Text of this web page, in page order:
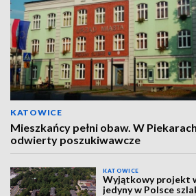
KATOWICE
Mieszkańcy pełni obaw. W
odwierty poszukiwawcze
KATOWICE
Wyjątkowy projekt
jedyny w Polsce